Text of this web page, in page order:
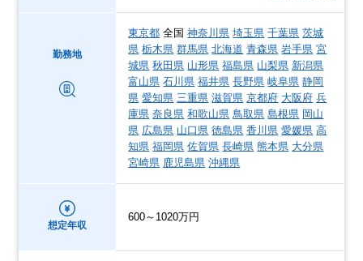
勤務地
東京都 全国神奈川県 埼玉県 千葉県 茨城
県 栃木県 群馬県 北海道 青森県 岩手県 宮
城県 秋田県 山形県 福島県 山梨県 新潟県
富山県 石川県 福井県 長野県 岐阜県 静岡
県 愛知県 三重県 滋賀県 京都府 大阪府 兵
庫県 奈良県 和歌山県 鳥取県 島根県 岡山
県 広島県 山口県 徳島県 香川県 愛媛県 高
知県 福岡県 佐賀県 長崎県 熊本県 大分県
宮崎県 鹿児島県 沖縄県
想定年収
600～1020万円